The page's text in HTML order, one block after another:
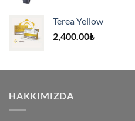
Terea Yellow
2,400.00₺
HAKKIMIZDA